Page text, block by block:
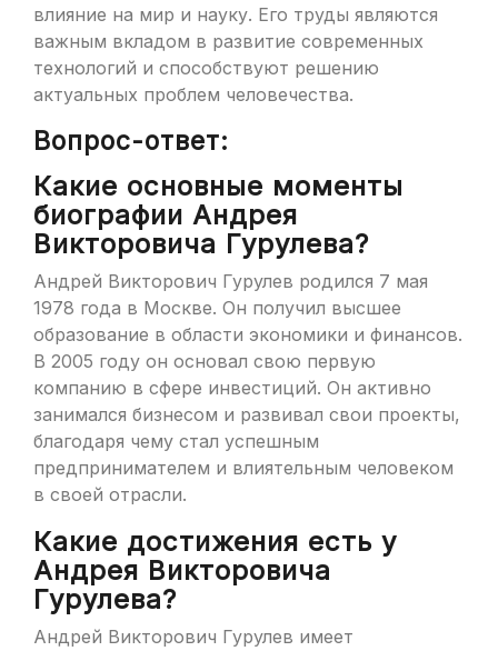
влияние на мир и науку. Его труды являются
важным вкладом в развитие современных
технологий и способствуют решению
актуальных проблем человечества.
Вопрос-ответ:
Какие основные моменты
биографии Андрея
Викторовича Гурулева?
Андрей Викторович Гурулев родился 7 мая
1978 года в Москве. Он получил высшее
образование в области экономики и финансов.
В 2005 году он основал свою первую
компанию в сфере инвестиций. Он активно
занимался бизнесом и развивал свои проекты,
благодаря чему стал успешным
предпринимателем и влиятельным человеком
в своей отрасли.
Какие достижения есть у
Андрея Викторовича
Гурулева?
Андрей Викторович Гурулев имеет